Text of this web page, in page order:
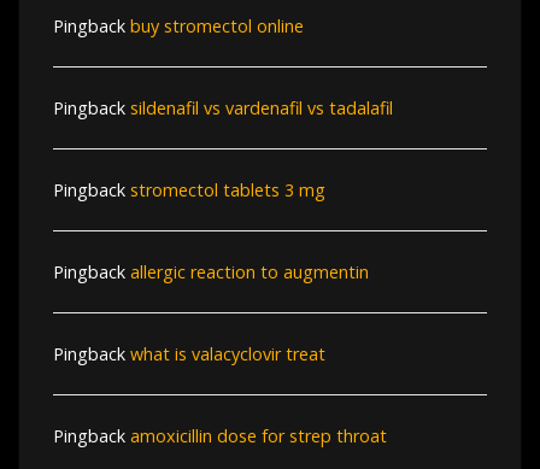
Pingback buy stromectol online
Pingback sildenafil vs vardenafil vs tadalafil
Pingback stromectol tablets 3 mg
Pingback allergic reaction to augmentin
Pingback what is valacyclovir treat
Pingback amoxicillin dose for strep throat